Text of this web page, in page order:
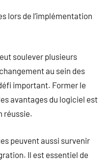
lors de l’implémentation
soulever plusieurs
au sein des
important. Former le
avantages du logiciel est
réussie.
peuvent aussi survenir
Il est essentiel de